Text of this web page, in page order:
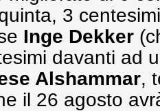
3
Inge Dekker
davanti ad
Alshammar,
il 26 agosto